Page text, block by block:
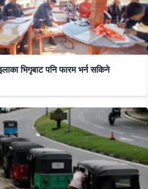
इलाका भिगृबाट पनि फारम भर्न सकिने